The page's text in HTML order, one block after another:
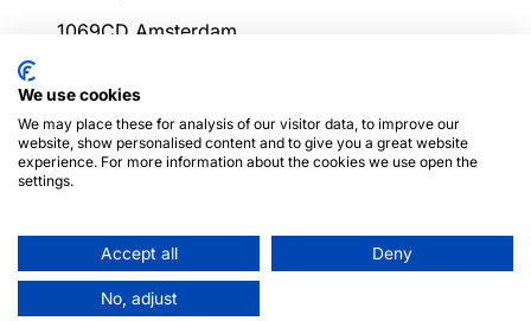
1069CD Amsterdam
info@qrsong.io
KvK: 99311917
QRSong!Alle rechten voorbehouden.
(v1.0.2)Deze site wordt beschermd door reCAPTCHA en
de GooglePrivacybeleid
We use cookies
We may place these for analysis of our visitor data, to improve our
website, show personalised content and to give you a great website
experience. For more information about the cookies we use open the
settings.
Accept all Deny
No, adjust